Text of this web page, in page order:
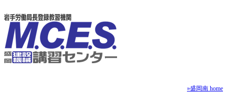
»盛岡南 home